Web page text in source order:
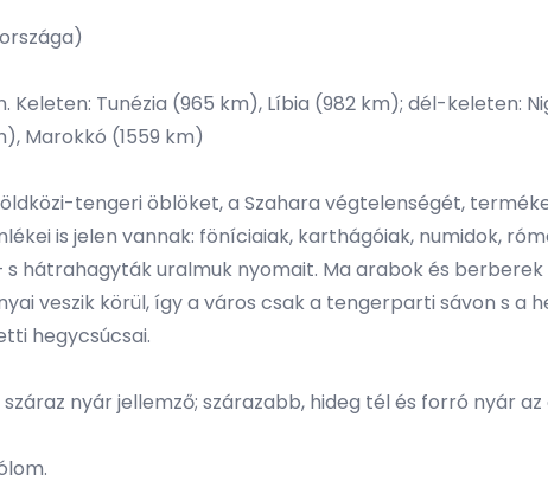
Tunézia (965 km), Líbia (982 km); dél-keleten:
Marokkó (1559 km)
tengeri öblöket, a Szahara végtelenségét,
is jelen vannak: föníciaiak, karthágóiak, numidok,
hátrahagyták uralmuk nyomait. Ma arabok és
veszik körül, így a város csak a tengerparti sávon s a
hegycsúcsai.
nyár jellemző; szárazabb, hideg tél és forró nyár az